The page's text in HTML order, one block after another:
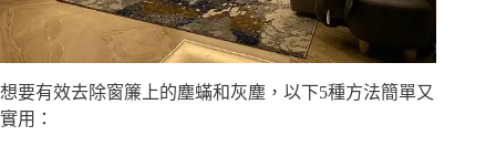
想要有效去除窗簾上的塵蟎和灰塵，以下5種方法簡單又
實用：